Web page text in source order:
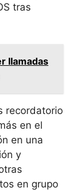
tras
llamadas
recordatorio
en el
en una
y
en grupo